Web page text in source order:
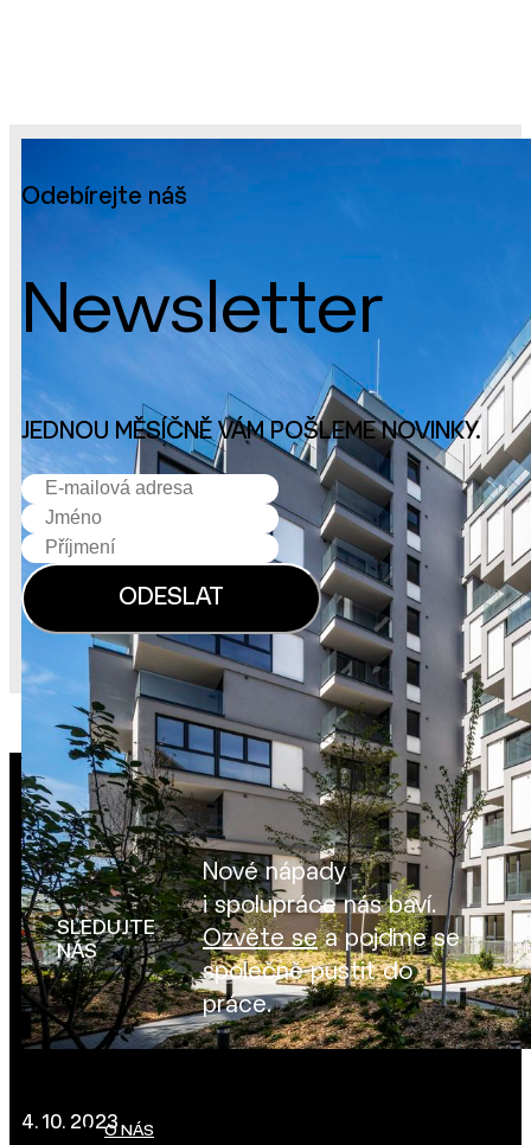
4. 10. 2023
Odebírejte náš
Newsletter
JEDNOU MĚSÍČNĚ VÁM POŠLEME NOVINKY.
SLEDUJTE
NÁS
Nové nápady
i spolupráce nás baví.
Ozvěte sea pojďme se
společně pustit do
práce.
O NÁS